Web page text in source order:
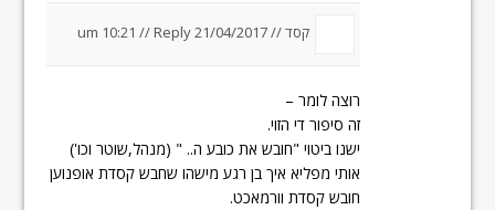
קסד //21/04/2017 um 10:21
//Reply
רוצה לומר –
זה סיפור די הזוי.
ישנו ביטוי "חובש את כובע ה.. " (מנהל,שוטר וכו')
אותי מפליא איך בן רגע מישהו שחבש קסדת אופנוען
חובש קסדת וורמאכט.